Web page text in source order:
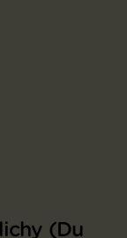
(Du